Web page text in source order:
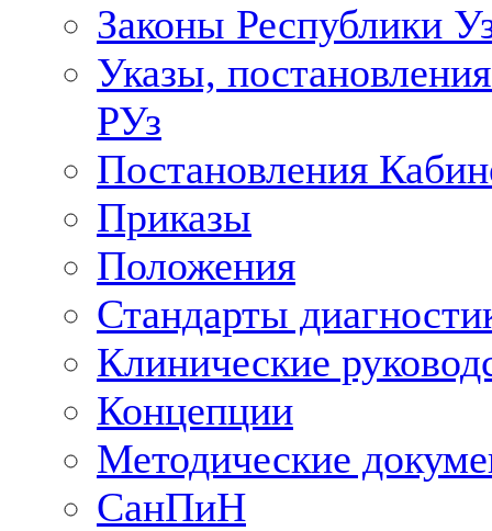
Законы Республики
Указы,
РУз
Постановления
Приказы
Положения
Стандарты
Клинические
Концепции
Методические
СанПиН